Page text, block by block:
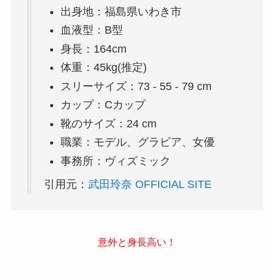
出身地：福島県いわき市
血液型：B型
身長：164cm
体重：45kg(推定)
スリーサイズ：73 - 55 - 79 cm
カップ：Cカップ
靴のサイズ：24 cm
職業：モデル、グラビア、女優
事務所：ヴィズミック
引用元： 武田玲奈 OFFICIAL SITE
意外と身長高い！